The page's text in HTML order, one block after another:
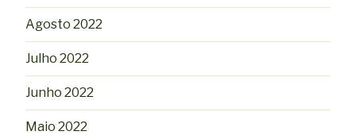
Agosto 2022
Julho 2022
Junho 2022
Maio 2022